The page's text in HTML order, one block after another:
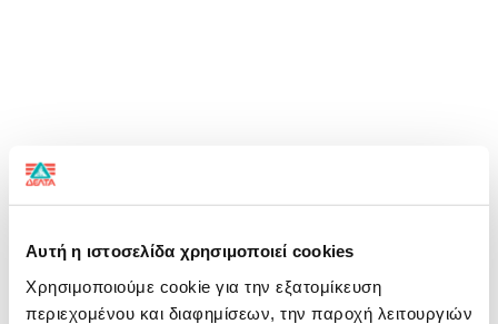
Αυτή η ιστοσελίδα χρησιμοποιεί cookies
Χρησιμοποιούμε cookie για την εξατομίκευση
περιεχομένου και διαφημίσεων, την παροχή λειτουργιών